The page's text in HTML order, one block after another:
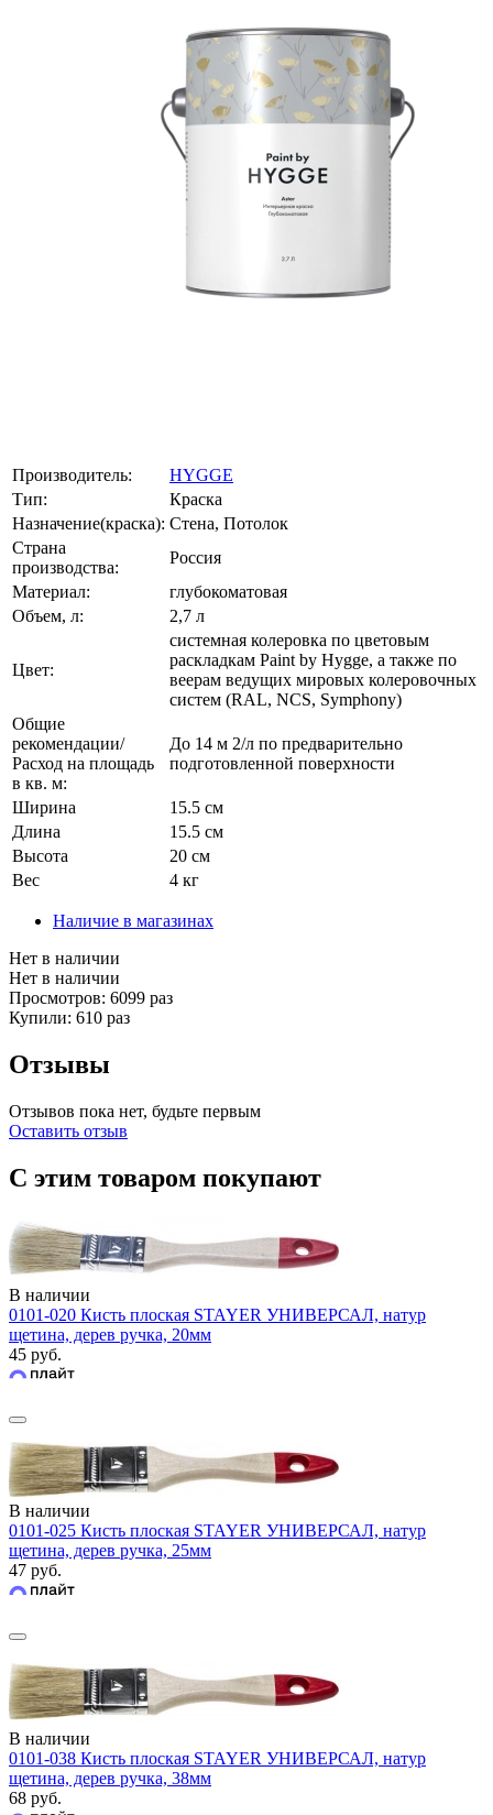
Производитель:
HYGGE
Тип:
Краска
Назначение(краска): Стена, Потолок
Страна
производства:
Россия
Материал:
глубокоматовая
Объем, л:
2,7 л
Цвет:
системная колеровка по цветовым
раскладкам Paint by Hygge, а также по
веерам ведущих мировых колеровочных
систем (RAL, NCS, Symphony)
Общие
рекомендации/
Расход на площадь
в кв. м:
До 14 м 2/л по предварительно
подготовленной поверхности
Ширина
15.5 см
Длина
15.5 см
Высота
20 см
Вес
4 кг
Наличие в магазинах
Нет в наличии
Нет в наличии
Просмотров: 6099 раз
Купили: 610 раз
Отзывы
Отзывов пока нет, будьте первым
Оставить отзыв
С этим товаром покупают
В наличии
0101-020 Кисть плоская STAYER УНИВЕРСАЛ, натур
щетина, дерев ручка, 20мм
45 руб.
В наличии
0101-025 Кисть плоская STAYER УНИВЕРСАЛ, натур
щетина, дерев ручка, 25мм
47 руб.
В наличии
0101-038 Кисть плоская STAYER УНИВЕРСАЛ, натур
щетина, дерев ручка, 38мм
68 руб.